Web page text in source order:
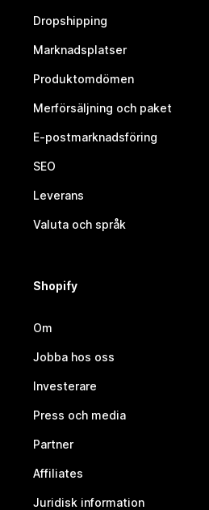
Dropshipping
Marknadsplatser
Produktomdömen
Merförsäljning och paket
E-postmarknadsföring
SEO
Leverans
Valuta och språk
Shopify
Om
Jobba hos oss
Investerare
Press och media
Partner
Affiliates
Juridisk information